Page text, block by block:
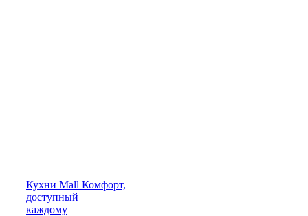
Кухни Mall Комфорт,
доступный
каждому